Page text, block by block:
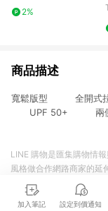
2%
商品描述
寬鬆版型 全開式
UPF 50+ 兩側
加入筆記 設定到價通知
LINE 購物是匯集購物情
風格做合作網路商家的延
商品至各合作網路商家
準。